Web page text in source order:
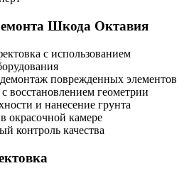
Шкода Октавия
с использованием
демонтаж поврежденных элементов
восстановлением геометрии
и нанесение грунта
окрасочной камере
контроль качества